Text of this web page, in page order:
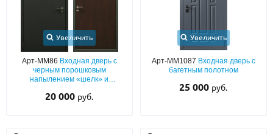
Увеличить
Арт-ММ86 Входная дверь с
черным порошковым
напылением «шелк» и
теплоизоляцией
20 000 руб.
Увеличить
Арт-ММ1087 Входная дверь с
багетным полотном
25 000 руб.